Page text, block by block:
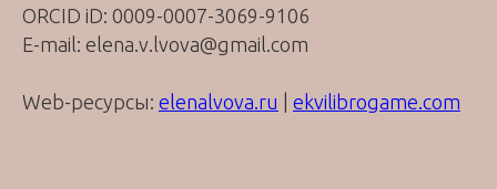
ORCID iD: 0009-0007-3069-9106
E-mail: elena.v.lvova@gmail.com
Web-ресурсы: elenalvova.ru ekvilibrogame.com